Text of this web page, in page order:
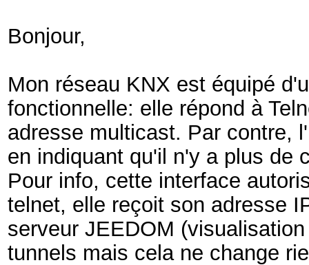
Bonjour,
Mon réseau KNX est équipé
fonctionnelle: elle répond à
adresse multicast. Par contre,
en indiquant qu'il n'y a plus de
Pour info, cette interface
telnet, elle reçoit son adresse
serveur JEEDOM
tunnels mais cela ne change